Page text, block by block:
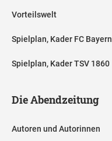
Vorteilswelt
Spielplan, Kader FC Bayern
Spielplan, Kader TSV 1860
Die Abendzeitung
Autoren und Autorinnen